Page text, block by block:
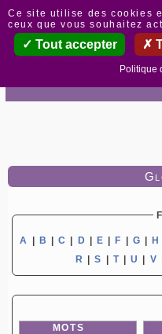
A | B |C | D |E |F | G |H
R |S | T |U | V
MOTS
Panneau de gestion
Ce site utilise des cookies
ceux que vous souhaitez
Tout accepter
Politique